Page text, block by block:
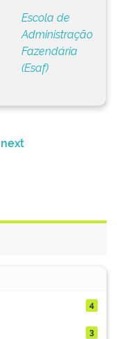
Escola de
Administração
Fazendária
(Esaf)
next
4
3